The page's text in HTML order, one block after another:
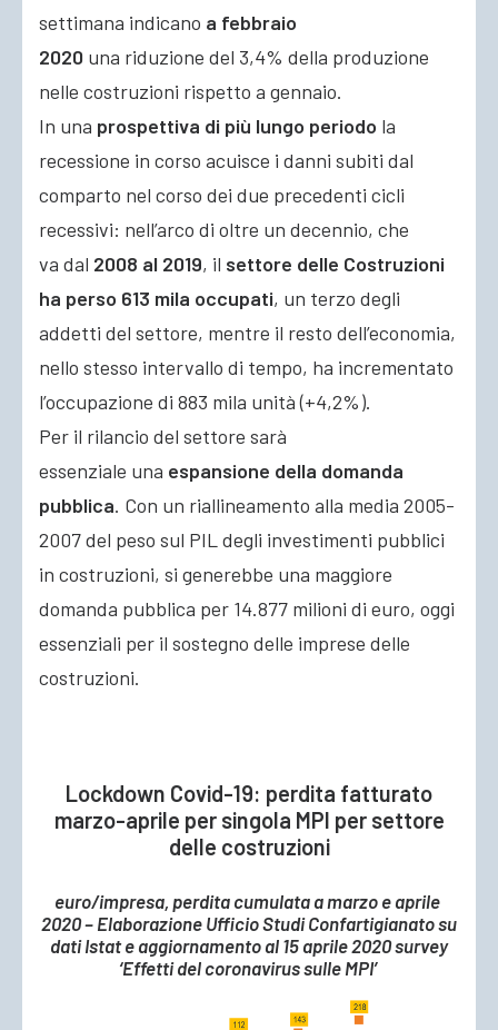
settimana indicano a febbraio
2020 una riduzione del 3,4% della produzione
nelle costruzioni rispetto a gennaio.
In una prospettiva di più lungo periodo la
recessione in corso acuisce i danni subiti dal
comparto nel corso dei due precedenti cicli
recessivi: nell’arco di oltre un decennio, che
va dal 2008 al 2019, il settore delle Costruzioni
ha perso 613 mila occupati, un terzo degli
addetti del settore, mentre il resto dell’economia,
nello stesso intervallo di tempo, ha incrementato
l’occupazione di 883 mila unità (+4,2%).
Per il rilancio del settore sarà
essenziale una espansione della domanda
pubblica. Con un riallineamento alla media 2005-
2007 del peso sul PIL degli investimenti pubblici
in costruzioni, si generebbe una maggiore
domanda pubblica per 14.877 milioni di euro, oggi
essenziali per il sostegno delle imprese delle
costruzioni.
Lockdown Covid-19: perdita fatturato
marzo-aprile per singola MPI per settore
delle costruzioni
euro/impresa, perdita cumulata a marzo e aprile
2020 – Elaborazione Ufficio Studi Confartigianato su
dati Istat e aggiornamento al 15 aprile 2020 survey
‘Effetti del coronavirus sulle MPI’